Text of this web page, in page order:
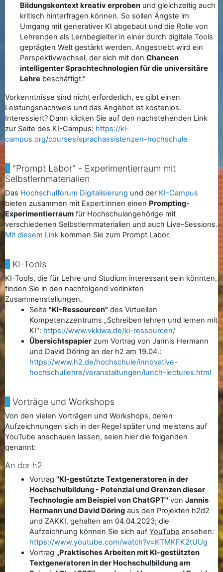
Bildungskontext kreativ erproben und gleichzeitig auch
kritisch hinterfragen können. So sollen Ängste im
Umgang mit generativer KI abgebaut und die Rolle von
Lehrenden als Lernbegleiter in einer durch digitale Tools
geprägten Welt gestärkt werden. Angestrebt wird ein
Perspektivwechsel, der sich mit den Chancen
intelligenter Sprachtechnologien für die universitäre
Lehre beschäftigt."
Vorkenntnisse sind nicht erforderlich, es gibt einen
Leistungsnachweis und das Angebot ist kostenlos.
Interessiert? Dann klicken Sie auf den nachstehenden Link
zur Seite des KI-Campus: https://ki-
campus.org/courses/sprachassistenzen-hochschule
"Prompt Labor" - Experimentierraum mit
Selbstlernmaterialien
Das Hochschulforum Digitalisierung und der KI-Campus
bieten zusammen mit Expert:innen einen Prompting-
Experimentierraum für Hochschulangehörige mit
verschiedenen Selbstlernmaterialien und auch Live-Sessions.
Mit diesem Link kommen Sie zum Prompt Labor.
KI-Tools
KI-Tools, die für Lehre und Studium interessant sein könnten,
finden Sie in den nachfolgend verlinkten
Zusammenstellungen.
Seite"KI-Ressourcen" des Virtuellen
Kompetenzzentrums „Schreiben lehren und lernen mit
KI“: https://www.vkkiwa.de/ki-ressourcen/
Übersichtspapier zum Vortrag von Jannis Hermann
und David Döring an der h2 am 19.04.:
https://www.h2.de/hochschule/innovative-
hochschullehre/veranstaltungen/lunch-lectures.html
Vorträge und Workshops
Von den vielen Vorträgen und Workshops, deren
Aufzeichnungen sich in der Regel später und meistens auf
YouTube anschauen lassen, seien hier die folgenden
genannt:
An der h2
Vortrag"KI-gestützte Textgeneratoren in der
Hochschulbildung - Potenzial und Grenzen dieser
Technologie am Beispiel von ChatGPT" vonJannis
Hermann und David Döring aus den Projekten h2d2
und ZAKKI, gehalten am 04.04.2023; die
Aufzeichnung können Sie sich aufYouTube ansehen:
https://www.youtube.com/watch?v=KTMKFK2tUUg
Vortrag „Praktisches Arbeiten mit KI-gestützten
Textgeneratorenin der Hochschulbildung am